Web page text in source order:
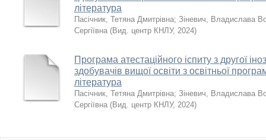
література
Пасічник, Тетяна Дмитрівна; Зіневич, Владислава
Сергіївна (Вид. центр КНЛУ, 2024)
Програма атестаційного іспиту з другої
здобувачів вищої освіти з освітньої
література
Пасічник, Тетяна Дмитрівна; Зіневич, Владислава
Сергіївна (Вид. центр КНЛУ, 2024)